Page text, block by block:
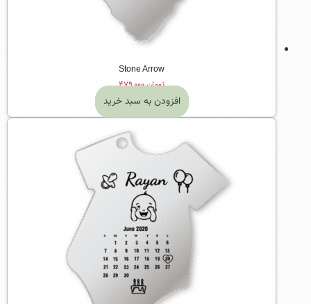
Stone Arrow
تومان۴۷۹,۰۰۰
افزودن به سبد خرید